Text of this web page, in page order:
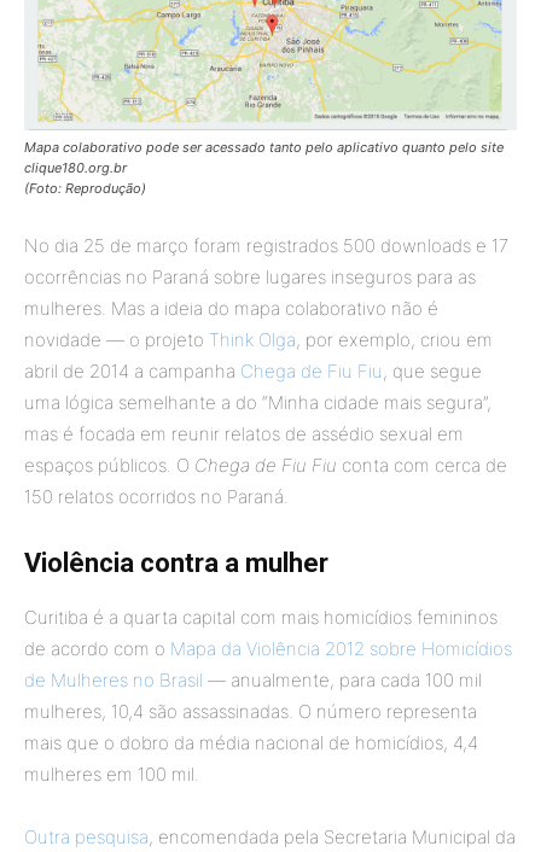
Mapa colaborativo pode ser acessado tanto pelo aplicativo quanto pelo site
clique180.org.br
(Foto: Reprodução)
No dia 25 de março foram registrados 500 downloads e 17
ocorrências no Paraná sobre lugares inseguros para as
mulheres. Mas a ideia do mapa colaborativo não é
novidade — o projeto Think Olga, por exemplo, criou em
abril de 2014 a campanha Chega de Fiu Fiu, que segue
uma lógica semelhante a do “Minha cidade mais segura”,
mas é focada em reunir relatos de assédio sexual em
espaços públicos. O Chega de Fiu Fiu conta com cerca de
150 relatos ocorridos no Paraná.
Violência contra a mulher
Curitiba é a quarta capital com mais homicídios femininos
de acordo com o Mapa da Violência 2012 sobre Homicídios
de Mulheres no Brasil — anualmente, para cada 100 mil
mulheres, 10,4 são assassinadas. O número representa
mais que o dobro da média nacional de homicídios, 4,4
mulheres em 100 mil.
Outra pesquisa, encomendada pela Secretaria Municipal da